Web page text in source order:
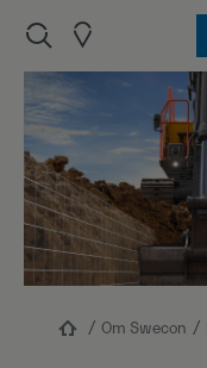
Om Swecon